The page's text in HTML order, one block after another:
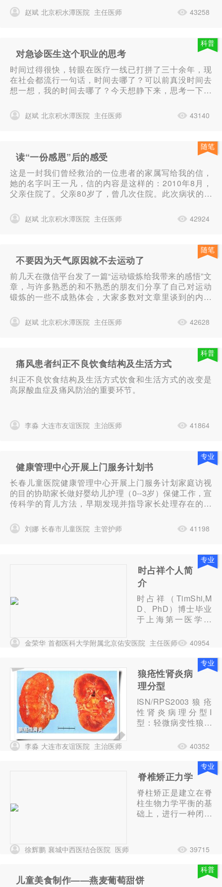
赵斌 北京积水潭医院 主任医师 43258
对急诊医生这个职业的思考
时间过得很快，转眼在医疗一线已打拼了三十余年，现
在社会都流行一句话，时间去哪了？可以前真没时间去
想一想，我的时间去哪了？今天想静下来，思考一下我
科普
赵斌 北京积水潭医院 主任医师 43140
读“一份感恩”后的感受
这是一封我们曾经救治的一位患者的家属写给我的信，
她的名字叫王一凡，信的内容是这样的：2010年8月，
父亲住院了。父亲80岁了，曾几次住院。此次病状的凶
7℃，家人急忙将父亲送到...
随笔
赵斌 北京积水潭医院 主任医师 42924
不要因为天气原因就不去运动了
前几天在微信平台发了一篇“运动锻炼给我带来的感悟”文
章，与许多熟悉的和不熟悉的朋友们分享了自己对运动
锻炼的一些不成熟体会，大家多数对文章里谈到的内容
朋友本身就是长期坚持运动锻炼...
随笔
赵斌 北京积水潭医院 主任医师 42628
痛风患者纠正不良饮食结构及生活方式
纠正不良饮食结构及生活方式饮食和生活方式的改变是
高尿酸血症及痛风防治的重要环节。
科普
李淼 大连市友谊医院 主治医师 41864
健康管理中心开展上门服务计划书
长春儿童医院健康管理中心开展上门服务计划家庭访视
的目的协助家长做好婴幼儿护理（0--3岁）保健工作，宣
传科学的育儿方法，早期发现并指导家长处理存在的问
长，并为宝宝下一步生长发育提供基础。家庭访视营销
计划1、制作上门...
专业
刘娜 长春市儿童医院 主管护师 41198
时占祥个人简
介
时占祥（TimShi,M
D、PhD）博士毕业
于上海第一医学院
学院)医学系。毕业
后进入中国医学科学
基础所工作从事神经
内分泌领域的研究工
作。后出国学习深
造，先后在英国伦敦
大学和布里斯托尔大
学、马里兰大学医学
院、...
专业
金荣华 首都医科大学附属北京佑安医院 主任医师 40954
狼疮性肾炎病
理分型
ISN/RPS2003狼疮
性肾炎病理分型I
型：轻微病变性狼疮
正常，免疫荧光可见
专业
李淼 大连市友谊医院 主治医师 40352
脊椎矫正力学
脊柱矫正是建立在脊
柱生物力学平衡的基
础上，进行一种闭合
椎体进行针对性的定
向矫正，从而解除神
经根和血管的压
迫……
专业
徐辉鹏 襄城中西医结合医院 医师 39715
儿童美食制作——燕麦葡萄甜饼
科普